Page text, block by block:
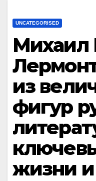
UNCATEGORISED
Михаил
из
фигур
жизни и